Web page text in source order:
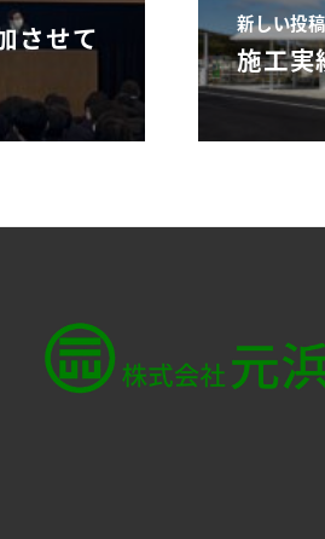
させて
新しい投
施工実